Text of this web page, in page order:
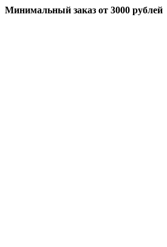
Минимальный заказ от 3000 рублей